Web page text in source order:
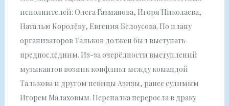
исполнителей: Олега Газманова, Игоря Николаева,
Наталью Королёву, Евгения Белоусова. По плану
организаторов Тальков должен был выступать
предпоследним. Из-за очерёдности выступлений
музыкантов возник конфликт между командой
Талькова и другом певицы Азизы, ранее судимым
Игорем Малаховым. Перепалка переросла в драку